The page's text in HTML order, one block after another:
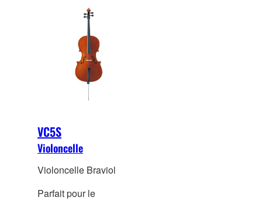
VC5S
Violoncelle
Violoncelle Braviol
Parfait pour le